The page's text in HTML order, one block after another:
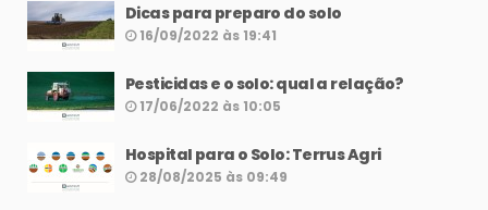
Dicas para preparo do solo
16/09/2022 às 19:41
Pesticidas e o solo: qual a relação?
17/06/2022 às 10:05
Hospital para o Solo: Terrus Agri
28/08/2025 às 09:49